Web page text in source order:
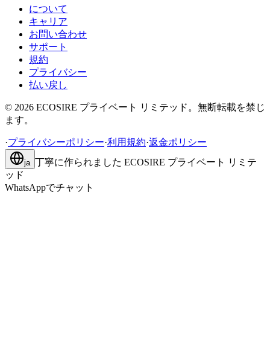
について
キャリア
お問い合わせ
サポート
規約
プライバシー
払い戻し
© 2026 ECOSIRE プライベート リミテッド。無断転載を禁じ
ます。
·プライバシーポリシー·利用規約·返金ポリシー
ja 丁寧に作られました ECOSIRE プライベート リミテ
ッド
WhatsAppでチャット